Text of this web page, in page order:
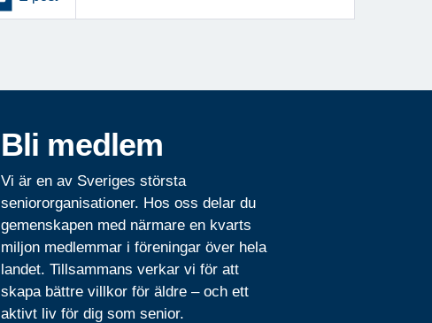
Bli medlem
Vi är en av Sveriges största
seniororganisationer. Hos oss delar du
gemenskapen med närmare en kvarts
miljon medlemmar i föreningar över hela
landet. Tillsammans verkar vi för att
skapa bättre villkor för äldre – och ett
aktivt liv för dig som senior.